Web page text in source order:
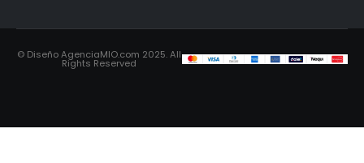
© Diseño AgenciaMIO.com 2025. All
Rights Reserved